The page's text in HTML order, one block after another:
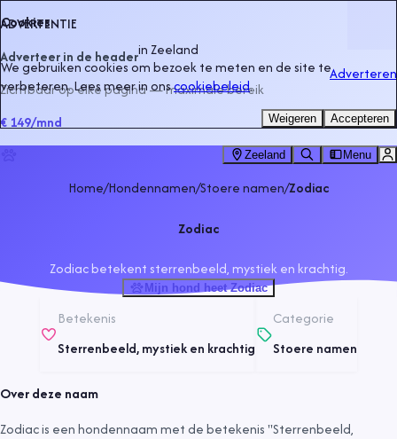
ADVERTENTIE
Adverteer in de headerinZeeland
Zichtbaar op elke pagina — maximale bereik
€ 149/mnd
Adverteren
Zeeland Menu
Home/Hondennamen/Stoere namen/Zodiac
Zodiac
Zodiac betekent sterrenbeeld, mystiek en krachtig.
Mijn hond heet Zodiac
Betekenis
Sterrenbeeld, mystiek en krachtig
Categorie
Stoere namen
Over deze naam
Zodiac is een hondennaam met de betekenis "Sterrenbeeld,
Cookies
We gebruiken cookies om bezoek te meten en de site te
verbeteren. Lees meer in onscookiebeleid.
Weigeren Accepteren